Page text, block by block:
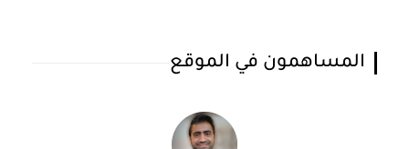
المساهمون في الموقع